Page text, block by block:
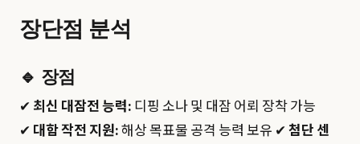
장단점 분석
🔹 장점
✔ 최신 대잠전 능력: 디핑 소나 및 대잠 어뢰 장착 가능
✔ 대함 작전 지원:해상 목표물 공격 능력 보유 ✔첨단 센